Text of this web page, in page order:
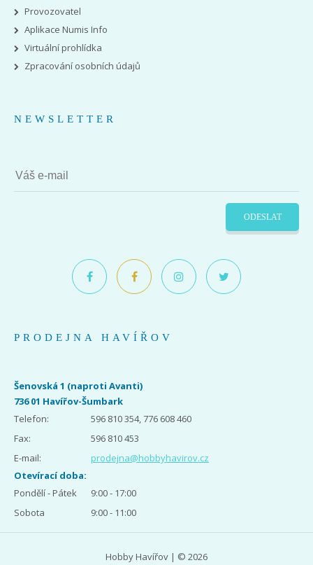
Provozovatel
Aplikace Numis Info
Virtuální prohlídka
Zpracování osobních údajů
NEWSLETTER
ODESLAT
PRODEJNA HAVÍŘOV
Šenovská 1 (naproti Avanti)
736 01 Havířov-Šumbark
Telefon:
596 810 354, 776 608 460
Fax:
596 810 453
E-mail:
prodejna@hobbyhavirov.cz
Otevírací doba:
Pondělí - Pátek
9:00 - 17:00
Sobota
9:00 - 11:00
Hobby Havířov | © 2026